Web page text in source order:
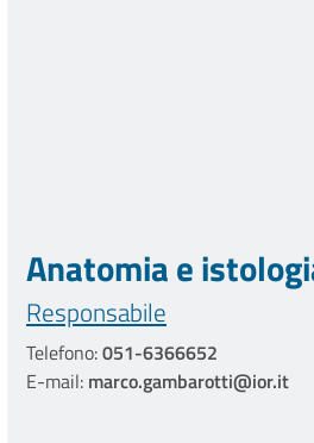
Anatomia e
Responsabile
Telefono:051-6366652
E-mail: marco.gambarotti@ior.it